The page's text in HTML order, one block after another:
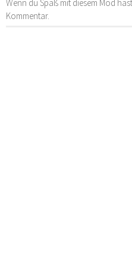
Wenn du Spaß mit diesem Mod
Kommentar.